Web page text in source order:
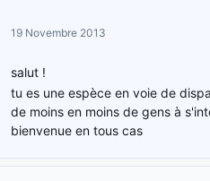
19 Novembre 2013
salut !
tu es une espèce en voie de
de moins en moins de gens à
bienvenue en tous cas